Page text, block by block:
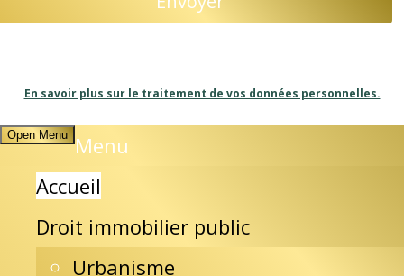
En savoir plus sur le traitement de vos données personnelles.
Open Menu
Menu
Accueil
Droit immobilier public
Urbanisme